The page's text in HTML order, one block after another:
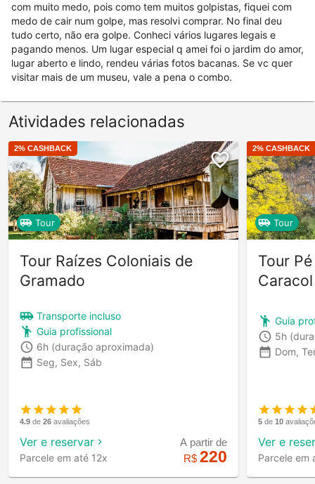
com muito medo, pois como tem muitos golpistas, fiquei com
medo de cair num golpe, mas resolvi comprar. No final deu
tudo certo, não era golpe. Conheci vários lugares legais e
pagando menos. Um lugar especial q amei foi o jardim do amor,
lugar aberto e lindo, rendeu várias fotos bacanas. Se vc quer
visitar mais de um museu, vale a pena o combo.
Atividades relacionadas
2% CASHBACK
Tour
Tour Raízes Coloniais de
Gramado
Transporte incluso
Guia profissional
6h (duração aproximada)
Seg, Sex, Sáb
4.9 de 26 avaliações
Ver e reservar
Parcele em até 12x
A partir de
R$220
2% CASHBACK
Tour
Tour
Guia
5h
Dom,
5 de 10
Ver e
Parcele em